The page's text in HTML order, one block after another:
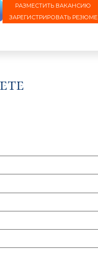
РАЗМЕСТИТЬ ВАКАНСИЮ
ЗАРЕГИСТРИРОВАТЬ РЕЗЮМЕ